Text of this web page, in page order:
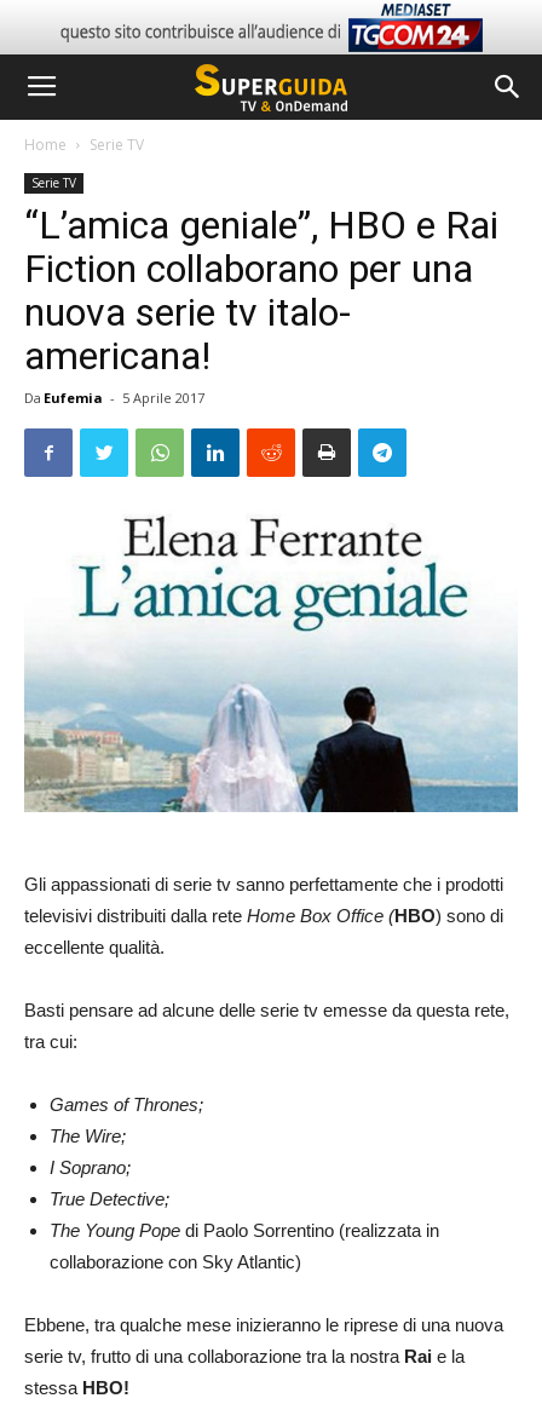
Home Serie TV
Serie TV
“L’amica geniale”, HBO e Rai
Fiction collaborano per una
nuova serie tv italo-
americana!
Da Eufemia - 5 Aprile 2017
Gli appassionati di serie tv sanno perfettamente che i prodotti
televisivi distribuiti dalla rete Home Box Office (HBO) sono di
eccellente qualità.
Basti pensare ad alcune delle serie tv emesse da questa rete,
tra cui:
Games of Thrones;
The Wire;
I Soprano;
True Detective;
The Young Pope di Paolo Sorrentino (realizzata in
collaborazione con Sky Atlantic)
Ebbene, tra qualche mese inizieranno le riprese di una nuova
serie tv, frutto di una collaborazione tra la nostra Rai e la
stessa HBO!